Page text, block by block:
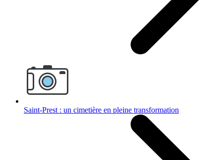
Saint-Prest : un cimetière en pleine transformation